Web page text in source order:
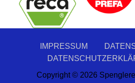
IMPRESSUM
Copyright © 2026